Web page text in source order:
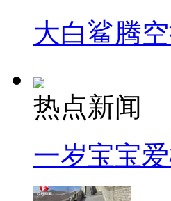
大白鲨腾
热点新闻
一岁宝宝